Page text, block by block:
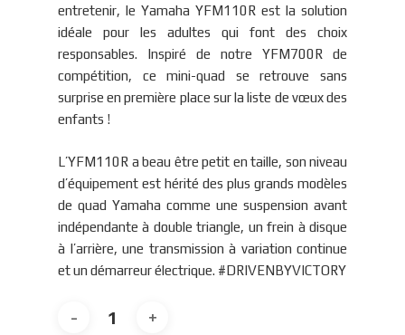
entretenir, le Yamaha YFM110R est la solution
idéale pour les adultes qui font des choix
responsables. Inspiré de notre YFM700R de
compétition, ce mini-quad se retrouve sans
surprise en première place sur la liste de vœux des
enfants !
L’YFM110R a beau être petit en taille, son niveau
d’équipement est hérité des plus grands modèles
de quad Yamaha comme une suspension avant
indépendante à double triangle, un frein à disque
à l’arrière, une transmission à variation continue
et un démarreur électrique. #DRIVENBYVICTORY